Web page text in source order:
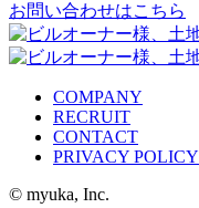
お問い合わせはこちら
COMPANY
RECRUIT
CONTACT
PRIVACY POLICY
© myuka, Inc.